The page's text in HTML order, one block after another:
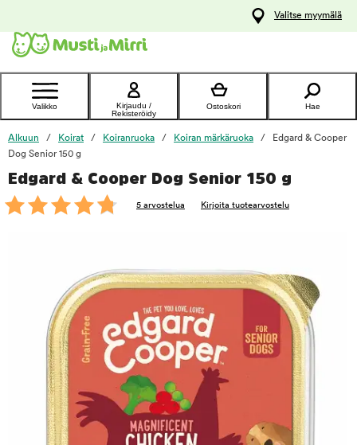
Ota yhteyttä
asiakaspalveluun
Valitse myymälä
Valikko
Kirjaudu /
Rekisteröidy
Ostoskori Hae
Alkuun Koirat Koiranruoka Koiran märkäruoka
Edgard & Cooper
Dog Senior 150 g
Edgard & Cooper Dog Senior 150 g
5 arvostelua Kirjoita tuotearvostelu
foo